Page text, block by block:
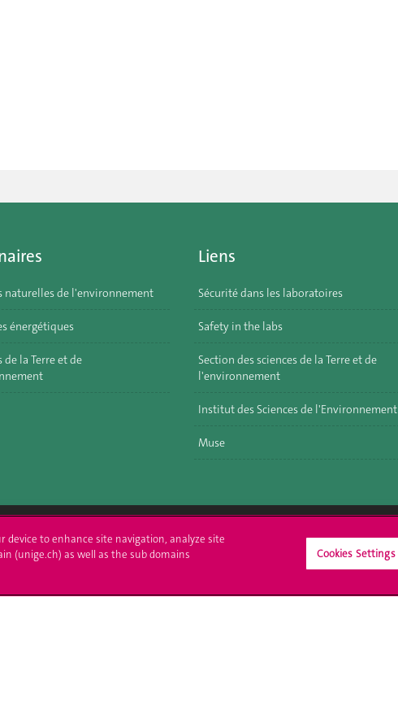
naturelles de l'environnement
énergétiques
de la Terre et de
Liens
Sécurité dans les laboratoires
Safety in the labs
Section des sciences de la Terre et de
l'environnement
Institut des Sciences de l'Environnement
Muse
à l'UNIGE L'UNIGE vous informe
UNIGE Mobile
device to enhance site navigation, analyze site
(unige.ch) as well as the sub domains
Cookies Settings